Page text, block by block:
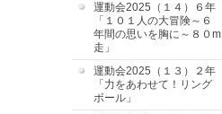
運動会2025（１４）６年
「１０１人の大冒険～６
年間の思いを胸に～８０m
走」
運動会2025（１３）２年
「力をあわせて！リング
ボール」